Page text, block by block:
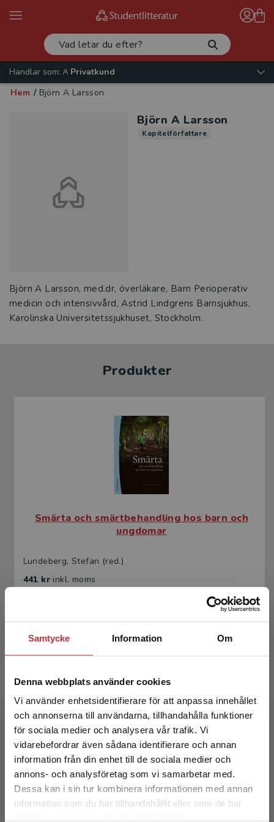
Samtycke Information Om
Denna webbplats använder cookies
Vi använder enhetsidentifierare för att anpassa innehållet
och annonserna till användarna, tillhandahålla funktioner
för sociala medier och analysera vår trafik. Vi
vidarebefordrar även sådana identifierare och annan
information från din enhet till de sociala medier och
annons- och analysföretag som vi samarbetar med.
Dessa kan i sin tur kombinera informationen med annan
information som du har tillhandahållit eller som de har
Begränsad fraktregion
Det verkar som att du besöker
Handlar som:
Privatkund
Hem / Björn A Larsson
Björn A Larsson
Kapitelförfattare
Björn A Larsson, med.dr, överläkare, Barn Perioperativ
medicin och intensivvård, Astrid Lindgrens Barnsjukhus,
Karolinska Universitetssjukhuset, Stockholm.
Produkter
Smärta och smärtbehandling hos barn och
ungdomar
Lundeberg, Stefan (red.)
441 kr inkl. moms
Smärta och smärtbehandling hos barn och
ungdomar
Lundeberg, Stefan (red.)
276 krinkl. moms
Exkl. moms: 260 kr